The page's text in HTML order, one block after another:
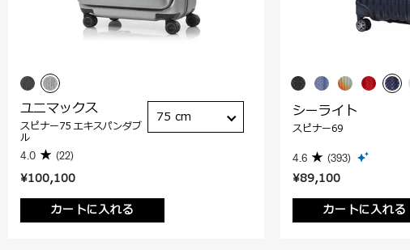
¥100,100
カートに入れる
ユニマックス
スピナー75 エキスパンダブ
ル
4.0 (22)
75 cm
¥89,100
カートに入れる
シーライト
スピナー69
4.6 (393)